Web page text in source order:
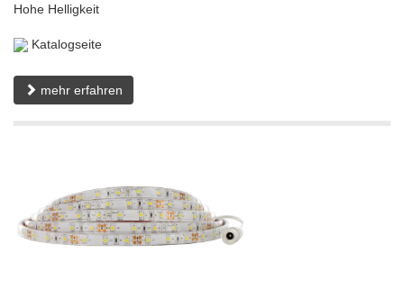
Hohe Helligkeit
Katalogseite
mehr erfahren